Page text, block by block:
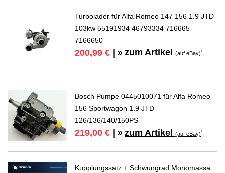
Turbolader für Alfa Romeo 147 156 1.9 JTD
103kw 55191934 46793334 716665
7166650
200,99 € | » zum Artikel(auf eBay)*
Bosch Pumpe 0445010071 für Alfa Romeo
156 Sportwagon 1.9 JTD
126/136/140/150PS
219,00 € | » zum Artikel(auf eBay)*
Kupplungssatz + Schwungrad Monomassa